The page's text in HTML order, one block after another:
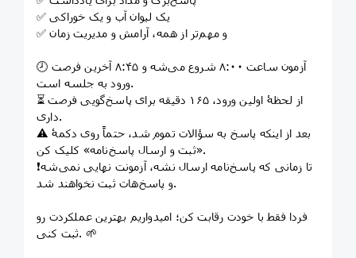
✅ یک لیوان آب و یک خوراکی
✅ و مهم‌تر از همه، آرامش و مدیریت زمان
🕗 آزمون ساعت ۸:۰۰ شروع می‌شه و ۸:۴۵ آخرین فرصت
ورود به جلسه است.
⏳ از لحظۀ اولین ورود، ۱۶۵ دقیقه برای پاسخ‌گویی فرصت
داری.
⚠️ بعد از اینکه پاسخ به سؤالات تموم شد، حتماً روی دکمۀ
«ثبت و ارسال پاسخ‌نامه» کلیک کن.
❗️تا زمانی که پاسخ‌نامه ارسال نشه، آزمونت نهایی نمی‌شه
و پاسخ‌هات ثبت نخواهند شد.
فردا فقط با خودت رقابت کن؛ امیدواریم بهترین عملکردت رو
ثبت کنی. 🌱